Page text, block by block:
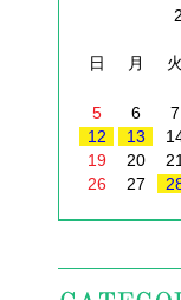
日 月 火
5
6 7
12
13
19
20 21
26
27